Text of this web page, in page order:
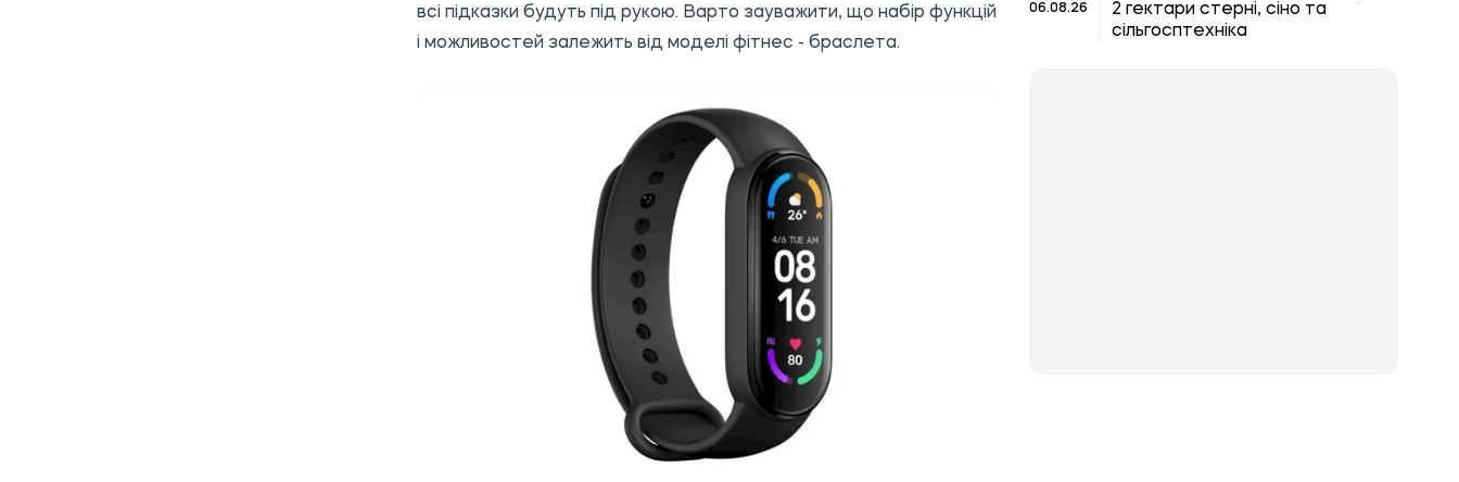
всі підказки будуть під рукою. Варто зауважити, що набір функцій
і можливостей залежить від моделі фітнес - браслета.
06.08.26
2 гектари стерні, сіно та
сільгосптехніка